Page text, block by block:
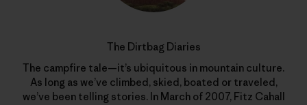
The Dirtbag Diaries
The campfire tale—it’s ubiquitous in mountain culture.
As long as we’ve climbed, skied, boated or traveled,
we’ve been telling stories. In March of 2007, Fitz Cahall